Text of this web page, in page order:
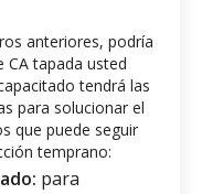
anteriores, podría
CA tapada usted
tendrá las
para solucionar el
que puede seguir
temprano:
para